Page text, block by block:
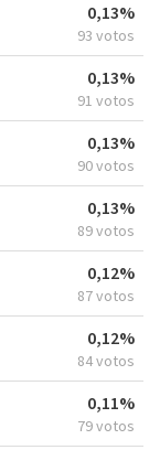
0,13%
93 votos
0,13%
91 votos
0,13%
90 votos
0,13%
89 votos
0,12%
87 votos
0,12%
84 votos
0,11%
79 votos